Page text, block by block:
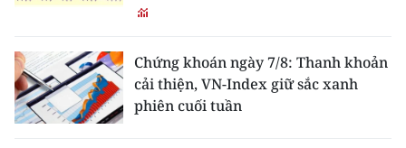
XÃ HỘI
PHÁP LUẬT
Chứng khoán ngày 7/8: Thanh khoản
cải thiện, VN-Index giữ sắc xanh
phiên cuối tuần